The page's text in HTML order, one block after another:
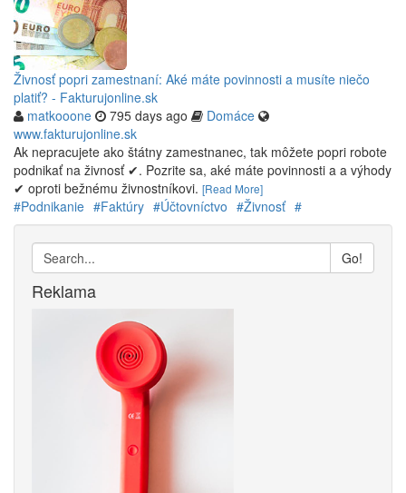
Živnosť popri zamestnaní: Aké máte povinnosti a musíte niečo
platiť? - Fakturujonline.sk
matkooone
795 days ago
Domáce
www.fakturujonline.sk
Ak nepracujete ako štátny zamestnanec, tak môžete popri robote
podnikať na živnosť ✔. Pozrite sa, aké máte povinnosti a a výhody
✔ oproti bežnému živnostníkovi. [Read More]
#Podnikanie #Faktúry #Účtovníctvo #Živnosť #
Go!
Reklama